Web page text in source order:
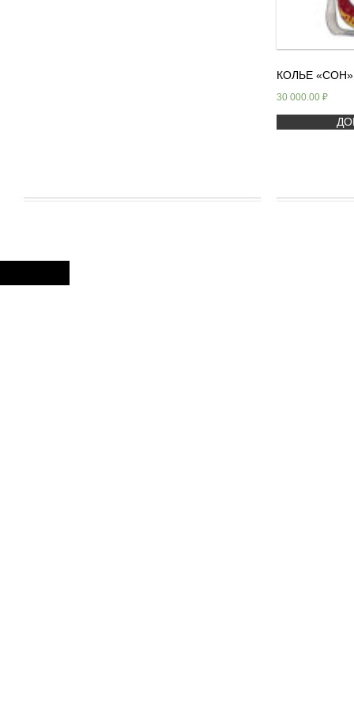
КОЛЬЕ «СОН»
30 000.00 ₽